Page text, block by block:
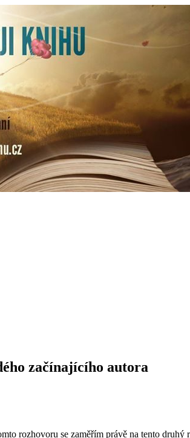
začínajícího autora
se zaměřím právě na tento druhý